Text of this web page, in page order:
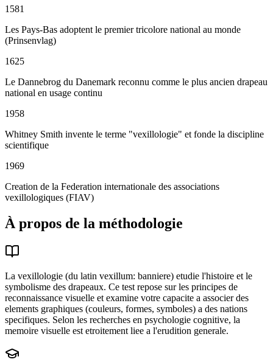
1581
Les Pays-Bas adoptent le premier tricolore national au monde
(Prinsenvlag)
1625
Le Dannebrog du Danemark reconnu comme le plus ancien drapeau
national en usage continu
1958
Whitney Smith invente le terme "vexillologie" et fonde la discipline
scientifique
1969
Creation de la Federation internationale des associations
vexillologiques (FIAV)
À propos de la méthodologie
La vexillologie (du latin vexillum: banniere) etudie l'histoire et le
symbolisme des drapeaux. Ce test repose sur les principes de
reconnaissance visuelle et examine votre capacite a associer des
elements graphiques (couleurs, formes, symboles) a des nations
specifiques. Selon les recherches en psychologie cognitive, la
memoire visuelle est etroitement liee a l'erudition generale.